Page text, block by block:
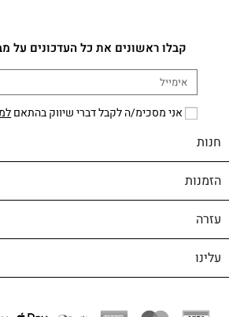
קבלו ראשונים את כל העדכונים על
אני מסכימ/ה לקבל דברי שיווק בהתאם
חנות
הזמנות
עזרה
עלינו